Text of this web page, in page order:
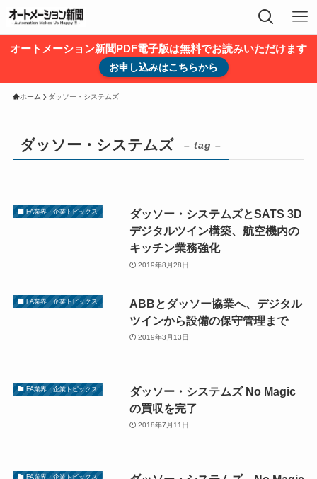
オートメーション新聞PDF電子版は無料でお読みいただけます
お申し込みはこちらから
ホーム ダッソー・システムズ
ダッソー・システムズ – tag –
FA業界・企業トピックス
ダッソー・システムズとSATS 3D
デジタルツイン構築、航空機内の
キッチン業務強化
2019年8月28日
FA業界・企業トピックス
ABBとダッソー協業へ、デジタル
ツインから設備の保守管理まで
2019年3月13日
FA業界・企業トピックス
ダッソー・システムズ No Magic
の買収を完了
2018年7月11日
FA業界・企業トピックス